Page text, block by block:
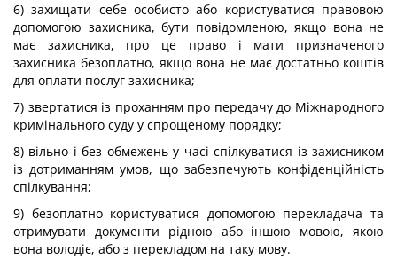
6) захищати себе особисто або користуватися правовою
допомогою захисника, бути повідомленою, якщо вона не
має захисника, про це право і мати призначеного
захисника безоплатно, якщо вона не має достатньо коштів
для оплати послуг захисника;
7) звертатися із проханням про передачу до Міжнародного
кримінального суду у спрощеному порядку;
8) вільно і без обмежень у часі спілкуватися із захисником
із дотриманням умов, що забезпечують конфіденційність
спілкування;
9) безоплатно користуватися допомогою перекладача та
отримувати документи рідною або іншою мовою, якою
вона володіє, або з перекладом на таку мову.